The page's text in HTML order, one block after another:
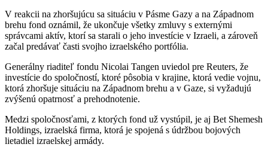
V reakcii na zhoršujúcu sa situáciu v Pásme Gazy a na Západnom
brehu fond oznámil, že ukončuje všetky zmluvy s externými
správcami aktív, ktorí sa starali o jeho investície v Izraeli, a zároveň
začal predávať časti svojho izraelského portfólia.
Generálny riaditeľ fondu Nicolai Tangen uviedol pre Reuters, že
investície do spoločností, ktoré pôsobia v krajine, ktorá vedie vojnu,
ktorá zhoršuje situáciu na Západnom brehu a v Gaze, si vyžadujú
zvýšenú opatrnosť a prehodnotenie.
Medzi spoločnosťami, z ktorých fond už vystúpil, je aj Bet Shemesh
Holdings, izraelská firma, ktorá je spojená s údržbou bojových
lietadiel izraelskej armády.